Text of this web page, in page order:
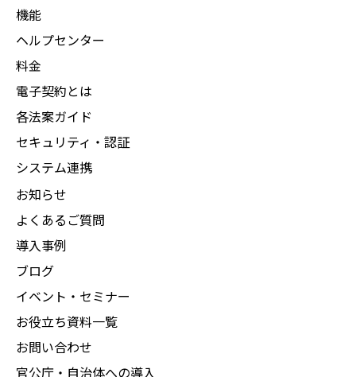
機能
ヘルプセンター
料金
電子契約とは
各法案ガイド
セキュリティ・認証
システム連携
お知らせ
よくあるご質問
導入事例
ブログ
イベント・セミナー
お役立ち資料一覧
お問い合わせ
官公庁・自治体への導入